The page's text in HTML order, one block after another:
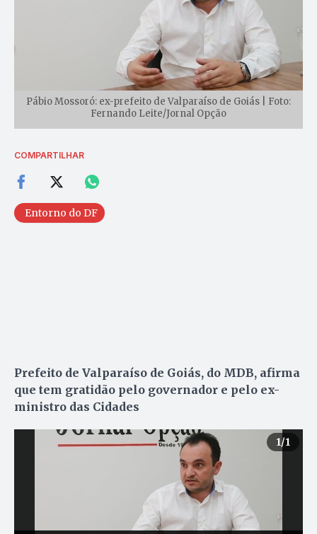
Pábio Mossoró: ex-prefeito de Valparaíso de Goiás | Foto:
Fernando Leite/Jornal Opção
COMPARTILHAR
Entorno do DF
Prefeito de Valparaíso de Goiás, do MDB, afirma
que tem gratidão pelo governador e pelo ex-
ministro das Cidades
1/1